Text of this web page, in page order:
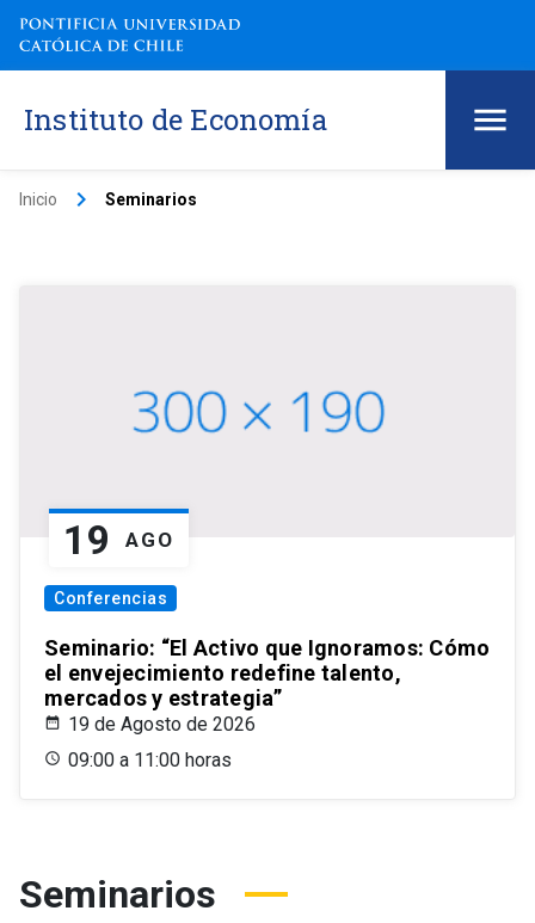
Instituto de Economía
Inicio keyboard_arrow_right Seminarios
19 AGO
Conferencias
Seminario: “El Activo que Ignoramos: Cómo
el envejecimiento redefine talento,
mercados y estrategia”
19 de Agosto de 2026
09:00 a 11:00 horas
Seminarios